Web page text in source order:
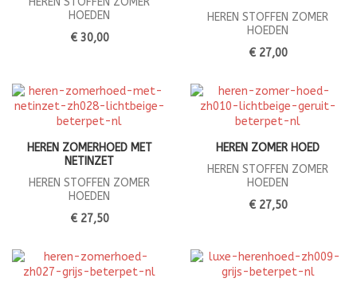
HOEDEN
€ 30,00
HEREN STOFFEN ZOMER
HOEDEN
€ 27,00
HEREN ZOMERHOED MET
NETINZET
HEREN STOFFEN ZOMER
HOEDEN
€ 27,50
HEREN ZOMER HOED
HEREN STOFFEN ZOMER
HOEDEN
€ 27,50